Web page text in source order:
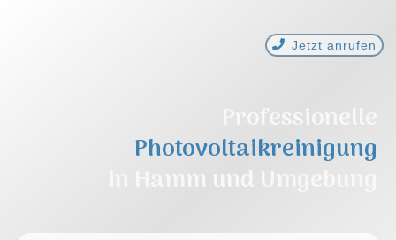
Jetzt anrufen
Professionelle
Photovoltaikreinigung
Hamm und Umgebung